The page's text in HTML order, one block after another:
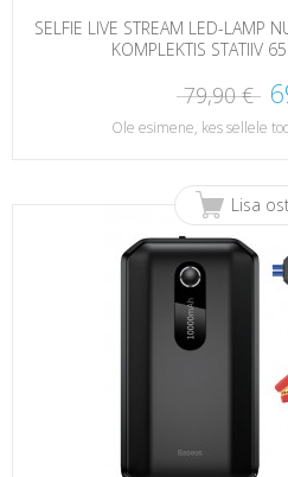
SELFIE LIVE STREAM LED-LAMP
KOMPLEKTIS STATIIV
79,90 €
Ole esimene, kes sellele
Lisa